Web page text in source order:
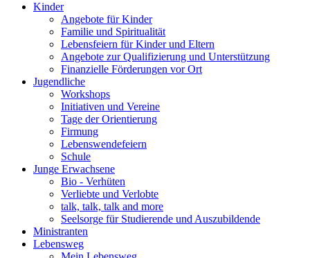
Kinder
Angebote für Kinder
Familie und Spiritualität
Lebensfeiern für Kinder und Eltern
Angebote zur Qualifizierung und Unterstützung
Finanzielle Förderungen vor Ort
Jugendliche
Workshops
Initiativen und Vereine
Tage der Orientierung
Firmung
Lebenswendefeiern
Schule
Junge Erwachsene
Bio - Verhüten
Verliebte und Verlobte
talk, talk, talk and more
Seelsorge für Studierende und Auszubildende
Ministranten
Lebensweg